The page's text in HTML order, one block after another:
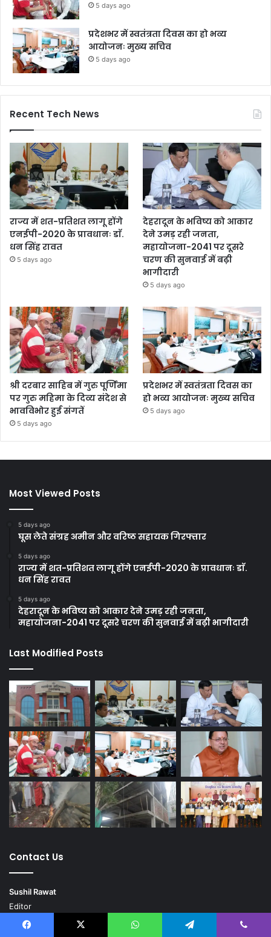
5 days ago
प्रदेशभर में स्वतंत्रता दिवस का हो भव्य
आयोजनः मुख्य सचिव
5 days ago
Recent Tech News
राज्य में शत-प्रतिशत लागू होंगे
एनईपी-2020 के प्रावधानः डाॅ.
धन सिंह रावत
5 days ago
देहरादून के भविष्य को आकार
देने उमड़ रही जनता,
महायोजना-2041 पर दूसरे
चरण की सुनवाई में बढ़ी
भागीदारी
5 days ago
श्री दरबार साहिब में गुरु पूर्णिमा
पर गुरु महिमा के दिव्य संदेश से
भावविभोर हुई संगतें
5 days ago
प्रदेशभर में स्वतंत्रता दिवस का
हो भव्य आयोजनः मुख्य सचिव
5 days ago
Most Viewed Posts
5 days ago
घूस लेते संग्रह अमीन और वरिष्ठ सहायक गिरफ्तार
5 days ago
राज्य में शत-प्रतिशत लागू होंगे एनईपी-2020 के प्रावधानः डाॅ.
धन सिंह रावत
5 days ago
देहरादून के भविष्य को आकार देने उमड़ रही जनता,
महायोजना-2041 पर दूसरे चरण की सुनवाई में बढ़ी भागीदारी
Last Modified Posts
Contact Us
Sushil Rawat
Editor
Phase 02, Yamunotri Enclave